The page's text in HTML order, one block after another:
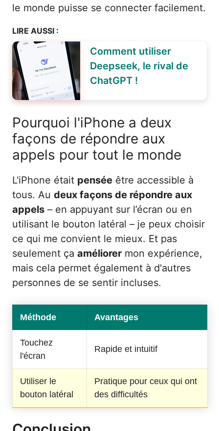
le monde puisse se connecter facilement.
LIRE AUSSI :
Comment utiliser
Deepseek, le rival de
ChatGPT !
Pourquoi l'iPhone a deux
façons de répondre aux
appels pour tout le monde
L'iPhone était pensée être accessible à
tous. Au deux façons de répondre aux
appels – en appuyant sur l’écran ou en
utilisant le bouton latéral – je peux choisir
ce qui me convient le mieux. Et pas
seulement ça améliorer mon expérience,
mais cela permet également à d'autres
personnes de se sentir incluses.
Méthode Avantages
Touchez
l'écran
Rapide et intuitif
Utiliser le
bouton latéral
Pratique pour ceux qui ont
des difficultés